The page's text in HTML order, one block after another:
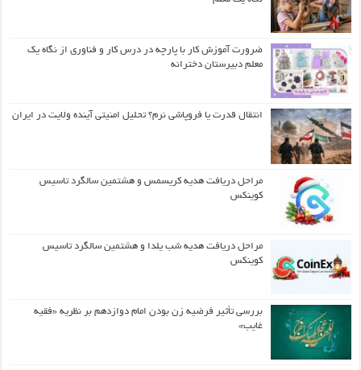
ضرورت آموزش کار با پارچه در درس کار و فناوری از نگاه یک
معلم دبیرستان دخترانه
انتقال قدرت یا فروپاشی نرم؟ تحلیل امنیتی آینده ولایت در ایران
مراحل دریافت هدیه کریسمس و هشتمین سالگرد تاسیس
کوینکس
مراحل دریافت هدیه شب یلدا و هشتمین سالگرد تاسیس
کوینکس
بررسی تأثیر فرضیه زن بودن امام دوازدهم بر نظریه «فقیه
غایب»